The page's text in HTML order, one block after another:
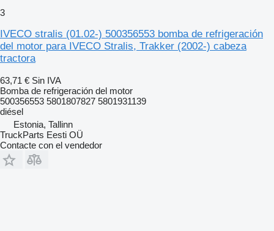
3
IVECO stralis (01.02-) 500356553 bomba de refrigeración
del motor para IVECO Stralis, Trakker (2002-) cabeza
tractora
63,71 € Sin IVA
Bomba de refrigeración del motor
500356553 5801807827 5801931139
diésel
Estonia, Tallinn
TruckParts Eesti OÜ
Contacte con el vendedor